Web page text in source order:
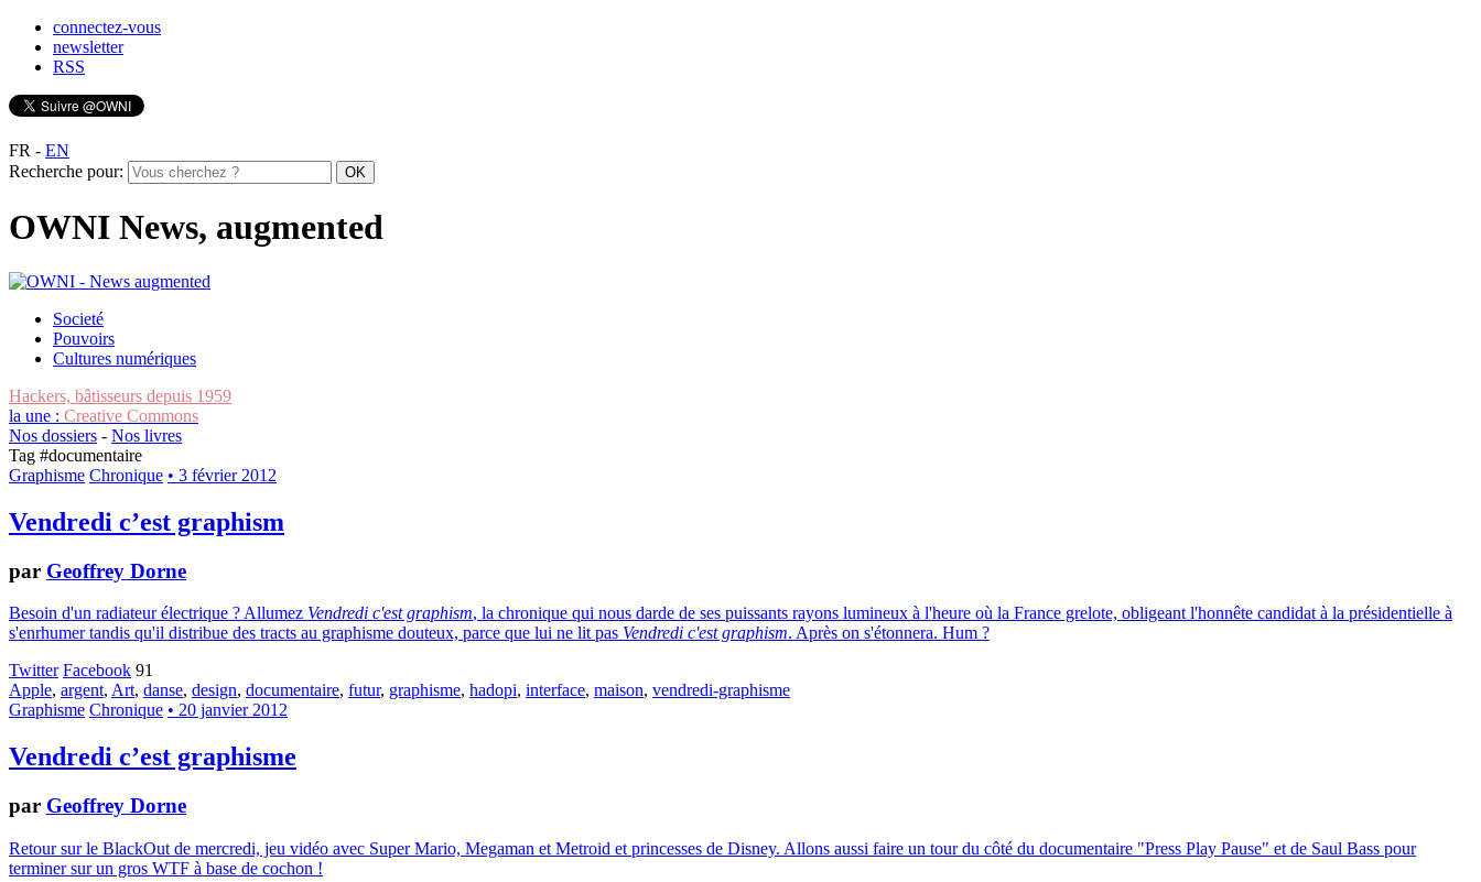
connectez-vous
newsletter
RSS
FR - EN
Recherche pour:
OWNI News, augmented
Societé
Pouvoirs
Cultures numériques
Hackers, bâtisseurs depuis 1959
la une : Creative Commons
Nos dossiers - Nos livres
Tag #documentaire
Graphisme Chronique • 3 février 2012
Vendredi c’est graphism
par Geoffrey Dorne
Besoin d'un radiateur électrique ? Allumez Vendredi c'est graphism, la chronique qui nous darde de ses puissants rayons lumineux à l'heure où la France grelote, obligeant l'honnête candidat à la présidentielle à
s'enrhumer tandis qu'il distribue des tracts au graphisme douteux, parce que lui ne lit pas Vendredi c'est graphism. Après on s'étonnera. Hum ?
Twitter Facebook 91
Apple, argent, Art, danse, design, documentaire, futur, graphisme, hadopi, interface, maison, vendredi-graphisme
Graphisme Chronique • 20 janvier 2012
Vendredi c’est graphisme
par Geoffrey Dorne
Retour sur le BlackOut de mercredi, jeu vidéo avec Super Mario, Megaman et Metroid et princesses de Disney. Allons aussi faire un tour du côté du documentaire "Press Play Pause" et de Saul Bass pour
terminer sur un gros WTF à base de cochon !